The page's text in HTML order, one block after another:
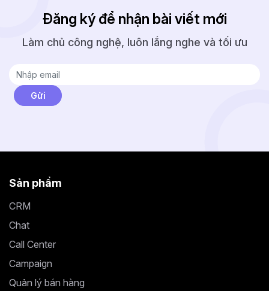
Đăng ký để nhận bài viết mới
Làm chủ công nghệ, luôn lắng nghe và tối ưu
Sản phẩm
CRM
Chat
Call Center
Campaign
Quản lý bán hàng